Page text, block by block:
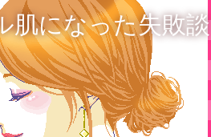
肌になった失敗談